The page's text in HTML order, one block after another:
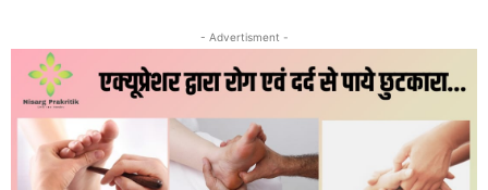
- Advertisment -